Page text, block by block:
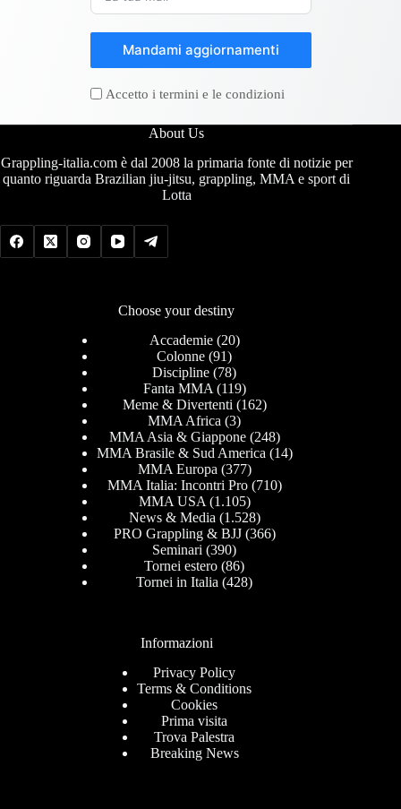
Mandami aggiornamenti
Accetto i termini e le condizioni
About Us
Grappling-italia.com è dal 2008 la primaria fonte di notizie per
quanto riguarda Brazilian jiu-jitsu, grappling, MMA e sport di
Lotta
Choose your destiny
Accademie(20)
Colonne (91)
Discipline (78)
Fanta MMA (119)
Meme & Divertenti (162)
MMA Africa (3)
MMA Asia & Giappone(248)
MMA Brasile & Sud America (14)
MMA Europa (377)
MMA Italia: Incontri Pro(710)
MMA USA (1.105)
News & Media (1.528)
PRO Grappling & BJJ(366)
Seminari (390)
Tornei estero (86)
Tornei in Italia (428)
Informazioni
Privacy Policy
Terms & Conditions
Cookies
Prima visita
Trova Palestra
Breaking News